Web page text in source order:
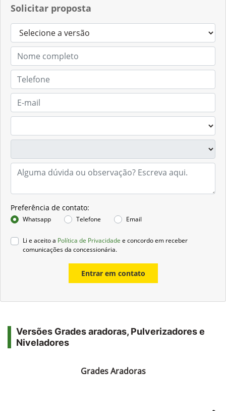
Solicitar proposta
Preferência de contato:
Whatsapp Telefone Email
Li e aceito a Política de Privacidade e concordo em receber
comunicações da concessionária.
Entrar em contato
Versões Grades aradoras, Pulverizadores e
Niveladores
Grades Aradoras